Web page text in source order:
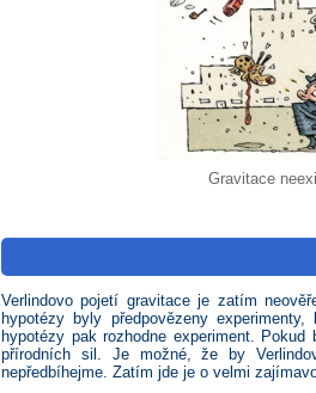
Gravitace
Verlindovo pojetí gravitace je zatím
hypotézy byly předpovězeny
hypotézy pak rozhodne experiment.
přírodních sil. Je možné, že by
nepředbíhejme. Zatím jde je o velmi